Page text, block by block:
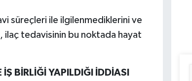
süreçleri ile ilgilenmediklerini ve
ilaç tedavisinin bu noktada hayat
BİRLİĞİ YAPILDIĞI İDDİASI